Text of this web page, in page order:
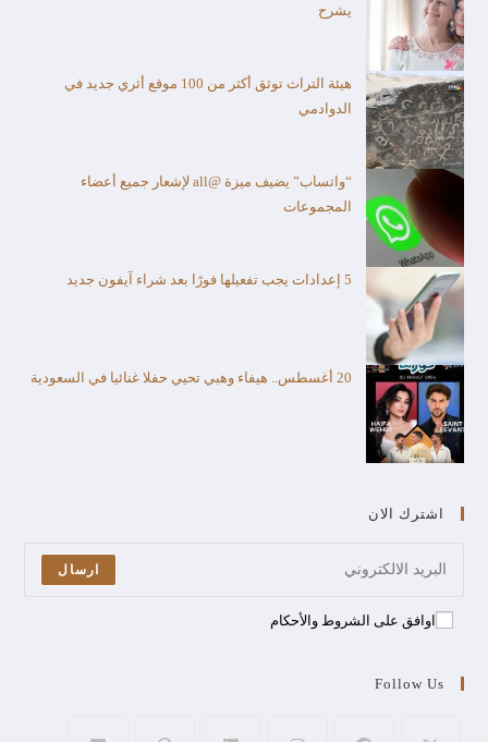
يشرح
هيئة التراث توثق أكثر من 100 موقع أثري جديد في
الدوادمي
“واتساب” يضيف ميزة @all لإشعار جميع أعضاء
المجموعات
5 إعدادات يجب تفعيلها فورًا بعد شراء آيفون جديد
20 أغسطس.. هيفاء وهبي تحيي حفلا غنائيا في السعودية
اشترك الان
ارسال
اوافق على الشروط والأحكام
Follow Us